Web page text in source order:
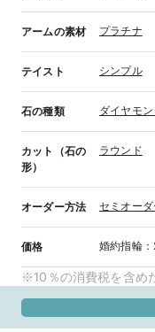
アームの素材 プラチナ
テイスト シンプル
石の種類 ダイヤモン
カット（石の
形）
ラウンド
オーダー方法 セミオーダ
価格 婚約指輪：
※10％の消費税を含め